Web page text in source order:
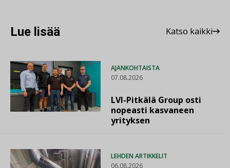
Lue lisää Katso kaikki
AJANKOHTAISTA
07.08.2026
LVI-Pitkälä Group osti
nopeasti kasvaneen
yrityksen
LEHDEN ARTIKKELIT
06.08.2026